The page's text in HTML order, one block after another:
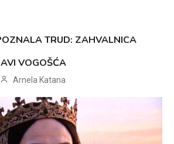
TRUD: ZAHVALNICA
VOGOŠĆA
Arnela Katana